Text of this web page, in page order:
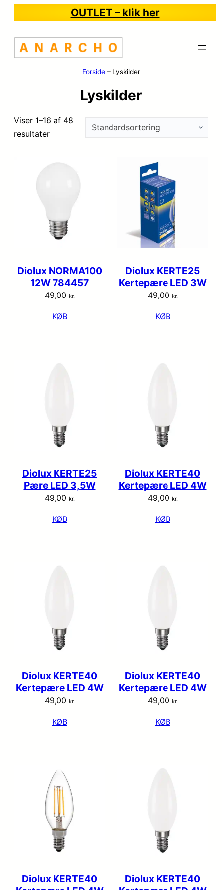
OUTLET – klik her
Forside– Lyskilder
Lyskilder
Viser 1–16 af 48
resultater
Diolux NORMA100
12W 784457
49,00 kr.
KØB
Diolux KERTE25
Kertepære LED 3W
49,00 kr.
KØB
Diolux KERTE25
Pære LED 3,5W
49,00 kr.
KØB
Diolux KERTE40
Kertepære LED 4W
49,00 kr.
KØB
Diolux KERTE40
Kertepære LED 4W
49,00 kr.
KØB
Diolux KERTE40
Kertepære LED 4W
49,00 kr.
KØB
Diolux KERTE40
Diolux KERTE40